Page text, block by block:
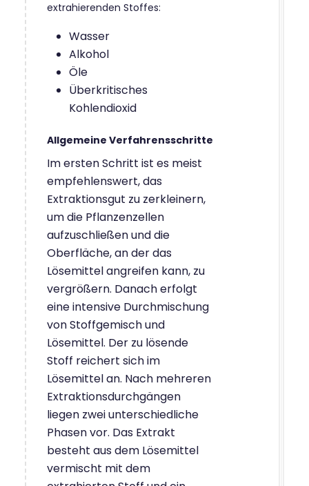
extrahierenden Stoffes:
Wasser
Alkohol
Öle
Überkritisches
Kohlendioxid
Allgemeine Verfahrensschritte
Im ersten Schritt ist es meist
empfehlenswert, das
Extraktionsgut zu zerkleinern,
um die Pflanzenzellen
aufzuschließen und die
Oberfläche, an der das
Lösemittel angreifen kann, zu
vergrößern. Danach erfolgt
eine intensive Durchmischung
von Stoffgemisch und
Lösemittel. Der zu lösende
Stoff reichert sich im
Lösemittel an. Nach mehreren
Extraktionsdurchgängen
liegen zwei unterschiedliche
Phasen vor. Das Extrakt
besteht aus dem Lösemittel
vermischt mit dem